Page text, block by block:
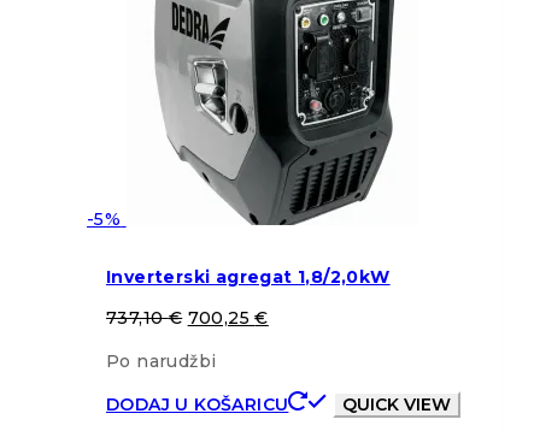
-5%
Inverterski agregat 1,8/2,0kW
737,10€ 700,25€
Po narudžbi
DODAJ U KOŠARICU
QUICK VIEW